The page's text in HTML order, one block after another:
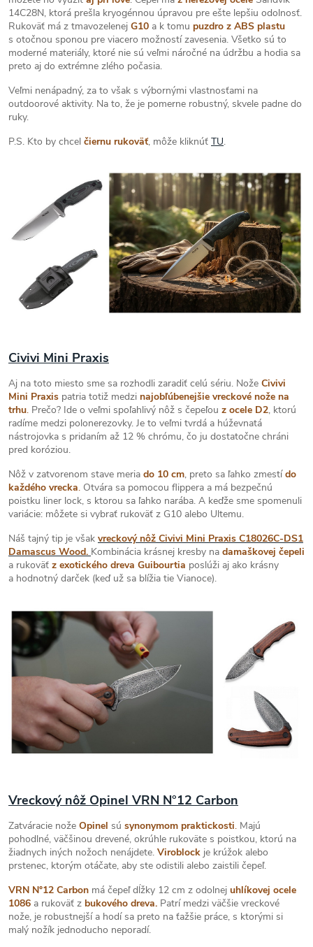
14C28N, ktorá prešla kryogénnou úpravou pre ešte lepšiu odolnosť.
Rukoväť má z tmavozelenej G10 a k tomu puzdro z ABS plastu
s otočnou sponou pre viacero možností zavesenia. Všetko sú to
moderné materiály, ktoré nie sú veľmi náročné na údržbu a hodia sa
preto aj do extrémne zlého počasia.
Veľmi nenápadný, za to však s výbornými vlastnosťami na
outdoorové aktivity. Na to, že je pomerne robustný, skvele padne do
ruky.
P.S. Kto by chcel čiernu rukoväť, môže kliknúť TU.
Civivi Mini Praxis
Aj na toto miesto sme sa rozhodli zaradiť celú sériu. Nože Civivi
Mini Praxis patria totiž medzi najobľúbenejšie vreckové nože na
trhu. Prečo? Ide o veľmi spoľahlivý nôž s čepeľou z ocele D2, ktorú
radíme medzi polonerezovky. Je to veľmi tvrdá a húževnatá
nástrojovka s pridaním až 12 % chrómu, čo ju dostatočne chráni
pred koróziou.
Nôž v zatvorenom stave meria do 10 cm, preto sa ľahko zmestído
každého vrecka. Otvára sa pomocou flippera a má bezpečnú
poistku liner lock, s ktorou sa ľahko narába. A keďže sme spomenuli
variácie: môžete si vybrať rukoväť z G10 alebo Ultemu.
Náš tajný tip je však vreckový nôž Civivi Mini Praxis C18026C-DS1
Damascus Wood. Kombinácia krásnej kresby na damaškovej čepeli
a rukoväť z exotického dreva Guibourtia poslúži aj ako krásny
a hodnotný darček (keď už sa blížia tie Vianoce).
Vreckový nôž Opinel VRN N°12 Carbon
Zatváracie nože Opinel sú synonymom praktickosti. Majú
pohodlné, väčšinou drevené, okrúhle rukoväte s poistkou, ktorú na
žiadnych iných nožoch nenájdete. Viroblock je krúžok alebo
prstenec, ktorým otáčate, aby ste odistili alebo zaistili čepeľ.
VRN N°12 Carbon má čepeľ dĺžky 12 cm z odolnej uhlíkovej ocele
1086 a rukoväť z bukového dreva. Patrí medzi väčšie vreckové
nože, je robustnejší a hodí sa preto na ťažšie práce, s ktorými si
malý nožík jednoducho neporadí.